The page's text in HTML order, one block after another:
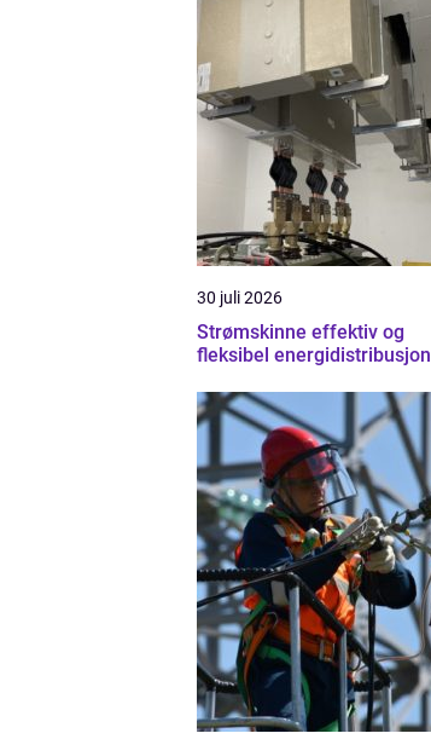
30 juli 2026
Strømskinne effektiv og
fleksibel energidistribusjon